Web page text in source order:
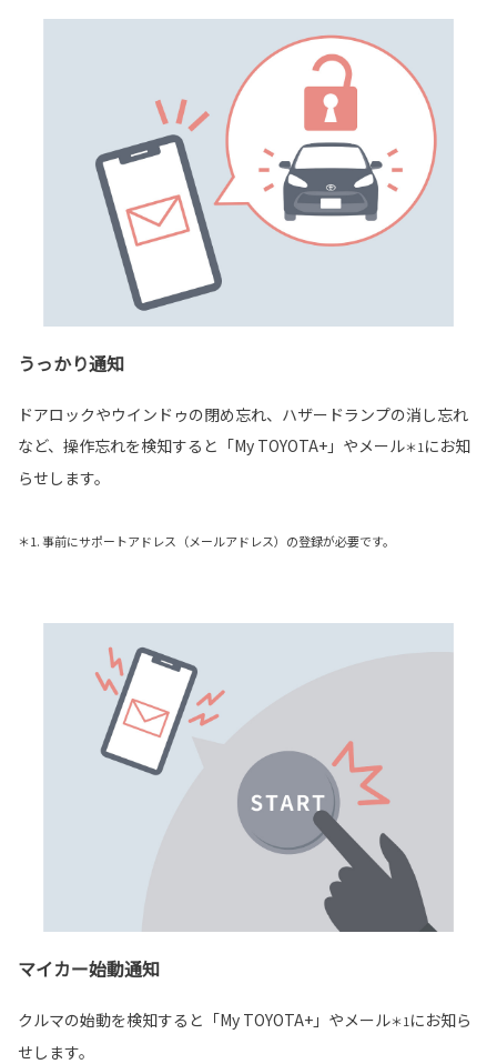
うっかり通知
ドアロックやウインドゥの閉め忘れ、ハザードランプの消し忘れ
など、操作忘れを検知すると「My TOYOTA+」やメール＊1にお知
らせします。
＊1. 事前にサポートアドレス（メールアドレス）の登録が必要です。
マイカー始動通知
クルマの始動を検知すると「My TOYOTA+」やメール＊1 にお知ら
せします。